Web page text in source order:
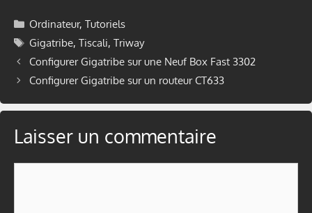
Catégories
Ordinateur, Tutoriels
Étiquettes
Gigatribe, Tiscali, Triway
Configurer Gigatribe sur une Neuf Box Fast 3302
Configurer Gigatribe sur un routeur CT633
Laisser un commentaire